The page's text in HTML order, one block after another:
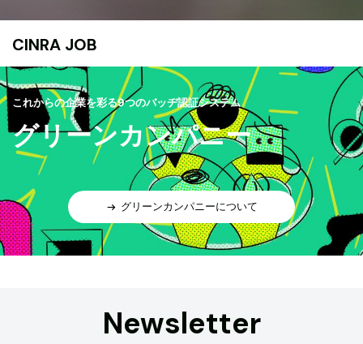
CINRA JOB
これからの企業を彩る9つのバッヂ認証システム
グリーンカンパニー
グリーンカンパニーについて
Newsletter